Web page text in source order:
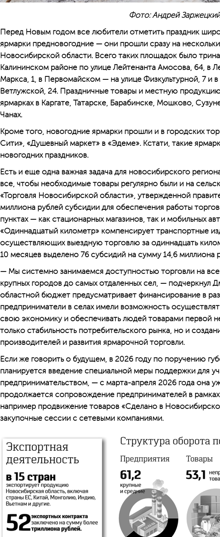
Фото: Андрей Заржецкий
Перед Новым годом все любители отметить праздник
ярмарки предновогодние — они прошли сразу на
Новосибирской области. Всего таких площадок было
Калининском районе по улице Лейтенанта Амосова, 64, в
Маркса, 1, в Первомайском — на улице Физкультурной, 7 и
Ветлужской, 24. Праздничные товары и местную
ярмарках в Каргате, Татарске, Барабинске, Мошково,
Чанах.
Кроме того, новогодние ярмарки прошли и в городских
Сити», «Душевный маркет» в «Эдеме». Кстати, такие
новогодних праздников.
Есть и еще одна важная задача для новосибирского
все, чтобы необходимые товары регулярно были и на
«Торговля Новосибирской области», утвержденной
миллиона рублей субсидии для обеспечения работы
пунктах — как стационарных магазинов, так и мобильных
«Одиннадцатый километр» компенсирует транспортные
осуществляющих выездную торговлю за одиннадцать
10 месяцев выделено 76 субсидий на сумму 14,6 миллиона
— Мы системно занимаемся доступностью торговли на
крупных городов до самых отдаленных сел, — подчеркнул
областной бюджет предусматривает финансирование в
предприниматели в селах имели возможность
свою экономику и обес­печивать людей товарами первой
только стабильность потребительского рынка, но и
производителей и развития ярмарочной торговли.
Если же говорить о будущем, в 2026 году по поручению
планируется введение специальной меры поддержки для
предпринимательством, — с марта-апреля 2026 года она
продолжается сопровождение предпринимателей в
например продвижение товаров «Сделано в
закупочные сессии с сетевыми компаниями.